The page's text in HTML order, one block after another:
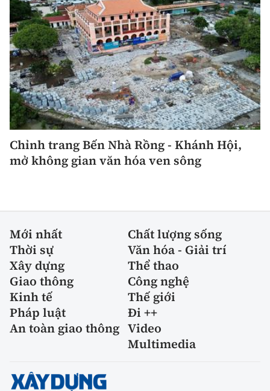
Chỉnh trang Bến Nhà Rồng - Khánh Hội,
mở không gian văn hóa ven sông
Mới nhất
Chất lượng sống
Thời sự
Văn hóa - Giải trí
Xây dựng
Thể thao
Giao thông
Công nghệ
Kinh tế
Thế giới
Pháp luật
Đi ++
An toàn giao thông Video
Multimedia